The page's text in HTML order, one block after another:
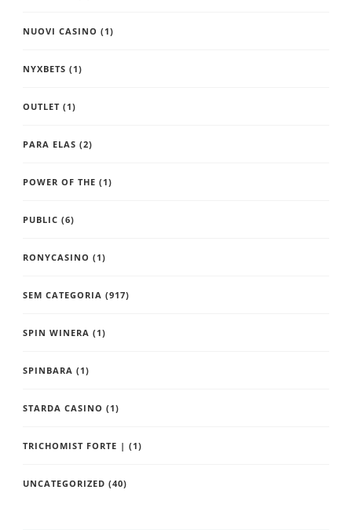
NUOVI CASINO (1)
NYXBETS (1)
OUTLET (1)
PARA ELAS (2)
POWER OF THE (1)
PUBLIC (6)
RONYCASINO (1)
SEM CATEGORIA (917)
SPIN WINERA (1)
SPINBARA (1)
STARDA CASINO (1)
TRICHOMIST FORTE | (1)
UNCATEGORIZED (40)